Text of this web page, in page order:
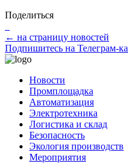
Поделиться
← на страницу новостей
Подпишитесь на Телеграм-
Новости
Промплощадка
Автоматизация
Электротехника
Логистика и склад
Безопасность
Экология производств
Мероприятия